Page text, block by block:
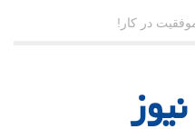
در کار!
اجتماعی در روزگار دشوار